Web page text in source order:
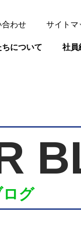
について 社員
わせ サイトマ
グ